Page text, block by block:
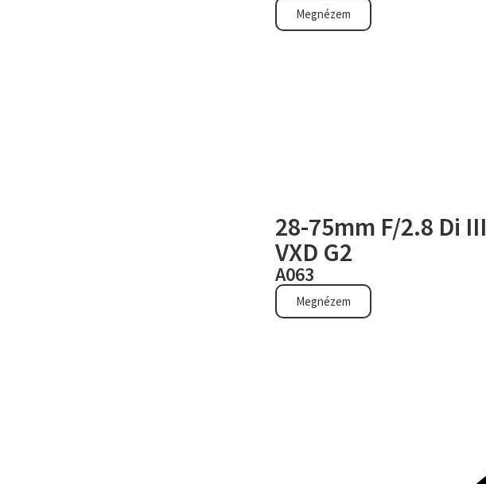
Megnézem
28-75mm F/2.8 Di III
VXD G2
A063
Megnézem